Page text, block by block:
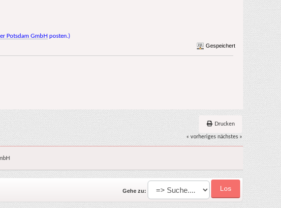
Potsdam GmbH posten.)
Gespeichert
Drucken
« vorheriges nächstes »
Gehe zu: